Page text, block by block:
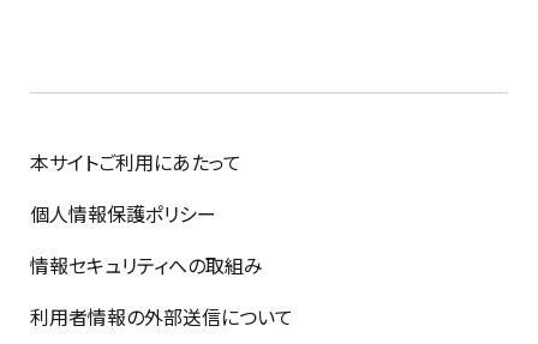
本サイトご利用にあたって
個人情報保護ポリシー
情報セキュリティへの取組み
利用者情報の外部送信について